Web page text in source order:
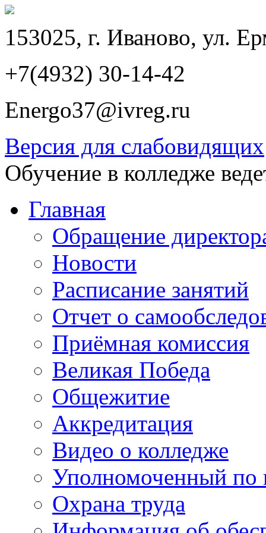
153025, г. Иваново, ул.
+7(4932) 30-14-42
Energo37@ivreg.ru
Версия для слабовидящих
Обучение в колледже
Главная
Обращение
Новости
Расписание занятий
Отчет о
Приёмная комиссия
Великая Победа
Общежитие
Аккредитация
Видео о колледже
Уполномоченный по
Охрана труда